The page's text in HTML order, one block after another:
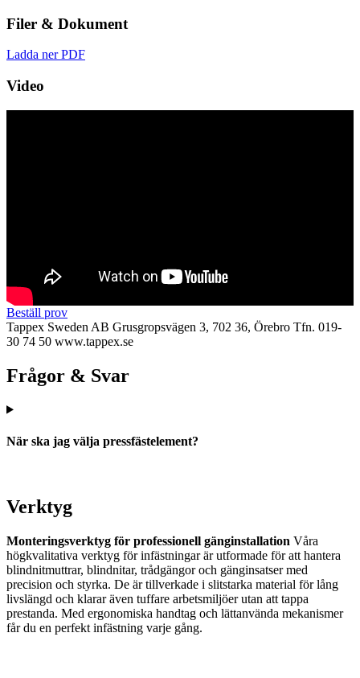
Filer & Dokument
Ladda ner PDF
Video
Beställ prov
Tappex Sweden AB Grusgropsvägen 3, 702 36, Örebro Tfn. 019-
30 74 50 www.tappex.se
Frågor & Svar
När ska jag välja pressfästelement?
Verktyg
Monteringsverktyg för professionell gänginstallation Våra
högkvalitativa verktyg för infästningar är utformade för att hantera
blindnitmuttrar, blindnitar, trådgängor och gänginsatser med
precision och styrka. De är tillverkade i slitstarka material för lång
livslängd och klarar även tuffare arbetsmiljöer utan att tappa
prestanda. Med ergonomiska handtag och lättanvända mekanismer
får du en perfekt infästning varje gång.